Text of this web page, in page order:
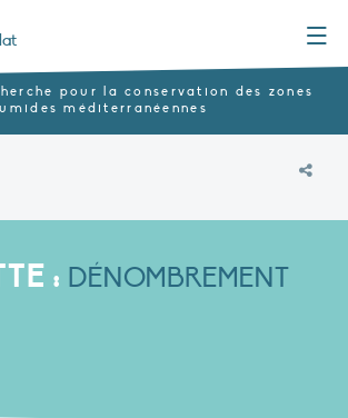
pour la conservation des zones
méditerranéennes
: DÉNOMBREMENT